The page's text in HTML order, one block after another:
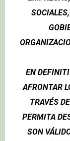
EN
AFRONTAR
TRAVÉS
PERMITA
SON